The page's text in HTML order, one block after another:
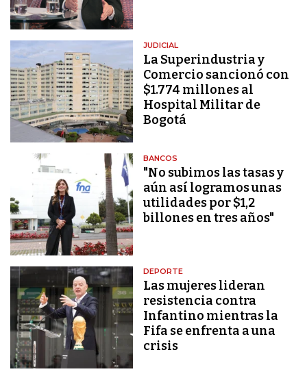
JUDICIAL
La Superindustria y
Comercio sancionó con
$1.774 millones al
Hospital Militar de
Bogotá
BANCOS
"No subimos las tasas y
aún así logramos unas
utilidades por $1,2
billones en tres años"
DEPORTE
Las mujeres lideran
resistencia contra
Infantino mientras la
Fifa se enfrenta a una
crisis